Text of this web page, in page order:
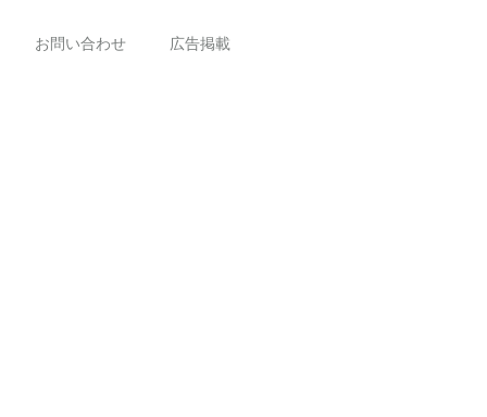
お問い合わせ 広告掲載